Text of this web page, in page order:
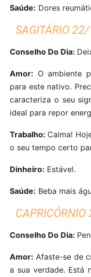
Saúde: Dores
SAGITÁRIO
Conselho Do Dia:
Amor: O ambiente
para este nativo.
caracteriza o seu
ideal para repor
Trabalho: Calma!
o seu tempo certo
Dinheiro: Estável.
Saúde: Beba mais
Conselho Do Dia:
Amor: Afaste-se de
a sua verdade. Está